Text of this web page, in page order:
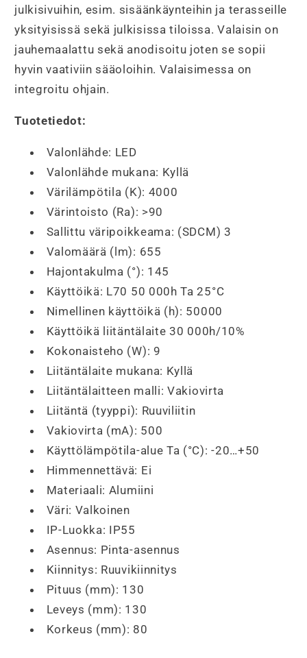
julkisivuihin, esim. sisäänkäynteihin ja terasseille
yksityisissä sekä julkisissa tiloissa. Valaisin on
jauhemaalattu sekä anodisoitu joten se sopii
hyvin vaativiin sääoloihin. Valaisimessa on
integroitu ohjain.
Tuotetiedot:
Valonlähde: LED
Valonlähde mukana: Kyllä
Värilämpötila (K): 4000
Värintoisto (Ra): >90
Sallittu väripoikkeama: (SDCM) 3
Valomäärä (lm): 655
Hajontakulma (°): 145
Käyttöikä: L70 50 000h Ta 25°C
Nimellinen käyttöikä (h): 50000
Käyttöikä liitäntälaite 30 000h/10%
Kokonaisteho (W): 9
Liitäntälaite mukana: Kyllä
Liitäntälaitteen malli: Vakiovirta
Liitäntä (tyyppi): Ruuviliitin
Vakiovirta (mA): 500
Käyttölämpötila-alue Ta (°C): -20…+50
Himmennettävä: Ei
Materiaali: Alumiini
Väri: Valkoinen
IP-Luokka: IP55
Asennus: Pinta-asennus
Kiinnitys: Ruuvikiinnitys
Pituus (mm): 130
Leveys (mm): 130
Korkeus (mm): 80